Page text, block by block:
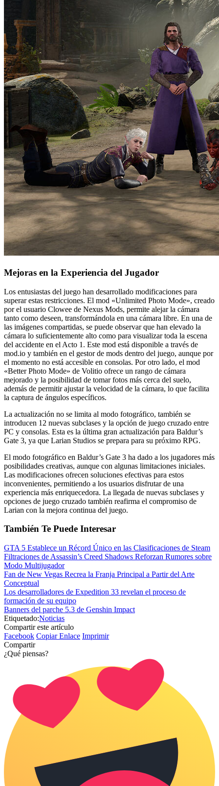
Mejoras en la Experiencia del Jugador
Los entusiastas del juego han desarrollado modificaciones para
superar estas restricciones. El mod «Unlimited Photo Mode», creado
por el usuario Clowee de Nexus Mods, permite alejar la cámara
tanto como deseen, transformándola en una cámara libre. En una de
las imágenes compartidas, se puede observar que han elevado la
cámara lo suficientemente alto como para visualizar toda la escena
del accidente en el Acto 1. Este mod está disponible a través de
mod.io y también en el gestor de mods dentro del juego, aunque por
el momento no está accesible en consolas. Por otro lado, el mod
«Better Photo Mode» de Volitio ofrece un rango de cámara
mejorado y la posibilidad de tomar fotos más cerca del suelo,
además de permitir ajustar la velocidad de la cámara, lo que facilita
la captura de ángulos específicos.
La actualización no se limita al modo fotográfico, también se
introducen 12 nuevas subclases y la opción de juego cruzado entre
PC y consolas. Esta es la última gran actualización para Baldur’s
Gate 3, ya que Larian Studios se prepara para su próximo RPG.
El modo fotográfico en Baldur’s Gate 3 ha dado a los jugadores más
posibilidades creativas, aunque con algunas limitaciones iniciales.
Las modificaciones ofrecen soluciones efectivas para estos
inconvenientes, permitiendo a los usuarios disfrutar de una
experiencia más enriquecedora. La llegada de nuevas subclases y
opciones de juego cruzado también reafirma el compromiso de
Larian con la mejora continua del juego.
También Te Puede Interesar
GTA 5 Establece un Récord Único en las Clasificaciones de Steam
Filtraciones de Assassin’s Creed Shadows Reforzan Rumores sobre
Modo Multijugador
Fan de New Vegas Recrea la Franja Principal a Partir del Arte
Conceptual
Los desarrolladores de Expedition 33 revelan el proceso de
formación de su equipo
Banners del parche 5.3 de Genshin Impact
Etiquetado:Noticias
Compartir este artículo
Facebook Copiar Enlace Imprimir
Compartir
¿Qué piensas?